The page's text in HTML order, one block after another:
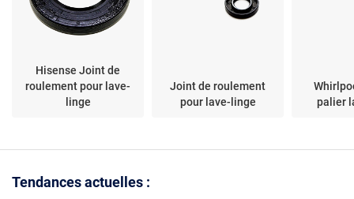
Hisense Joint de
roulement pour lave-
linge
Joint de roulement
pour lave-linge
palier
Tendances actuelles :